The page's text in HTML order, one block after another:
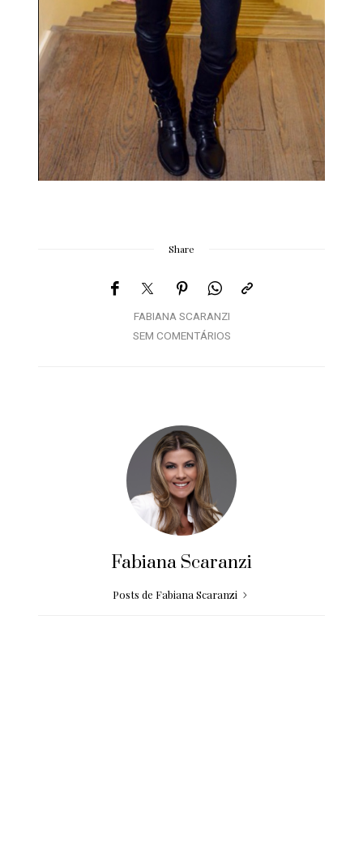
Share
FABIANA SCARANZI
SEM COMENTÁRIOS
Fabiana Scaranzi
Posts de Fabiana Scaranzi